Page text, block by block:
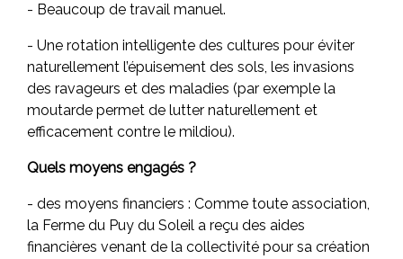
- Beaucoup de travail manuel.
- Une rotation intelligente des cultures pour éviter
naturellement l’épuisement des sols, les invasions
des ravageurs et des maladies (par exemple la
moutarde permet de lutter naturellement et
efficacement contre le mildiou).
Quels moyens engagés ?
- des moyens financiers : Comme toute association,
la Ferme du Puy du Soleil a reçu des aides
financières venant de la collectivité pour sa création